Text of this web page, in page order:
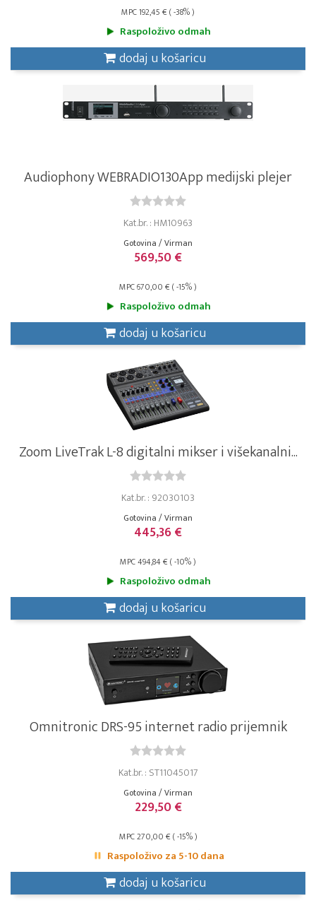
MPC 192,45 € ( -38% )
Raspoloživo odmah
dodaj u košaricu
Audiophony WEBRADIO130App medijski plejer
Kat.br. : HM10963
Gotovina / Virman
569,50 €
MPC 670,00 € ( -15% )
Raspoloživo odmah
dodaj u košaricu
Zoom LiveTrak L-8 digitalni mikser i višekanalni...
Kat.br. : 92030103
Gotovina / Virman
445,36 €
MPC 494,84 € ( -10% )
Raspoloživo odmah
dodaj u košaricu
Omnitronic DRS-95 internet radio prijemnik
Kat.br. : ST11045017
Gotovina / Virman
229,50 €
MPC 270,00 € ( -15% )
Raspoloživo za 5-10 dana
dodaj u košaricu